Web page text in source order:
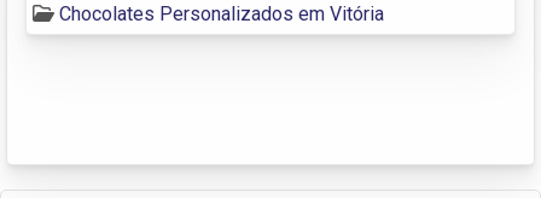
Chocolates Personalizados em Vitória